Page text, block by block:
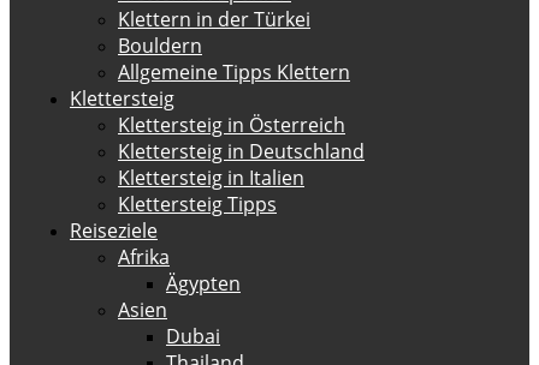
Klettern in der Türkei
Bouldern
Allgemeine Tipps Klettern
Klettersteig
Klettersteig in Österreich
Klettersteig in Deutschland
Klettersteig in Italien
Klettersteig Tipps
Reiseziele
Afrika
Ägypten
Asien
Dubai